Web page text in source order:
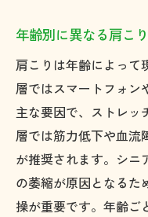
年齢別に異なる肩こ
肩こりは年齢によって
層ではスマートフォン
主な要因で、ストレッ
層では筋力低下や血流
が推奨されます。シニ
の萎縮が原因となるた
操が重要です。年齢ご